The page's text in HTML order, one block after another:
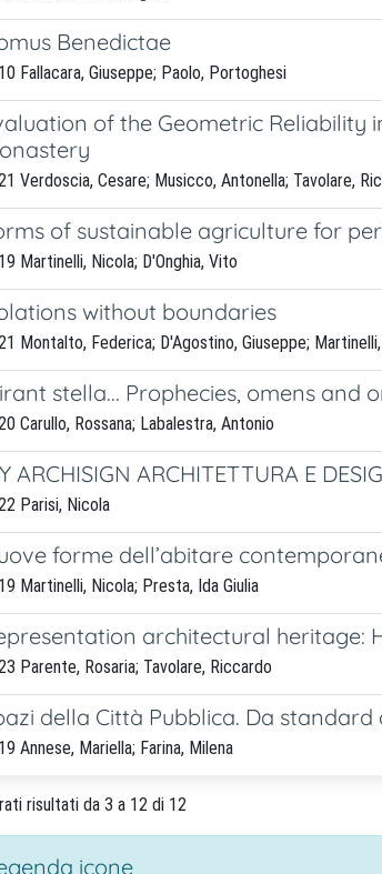
Benedictae
Fallacara, Giuseppe; Paolo, Portoghesi
of the Geometric Reliability
Verdoscia, Cesare; Musicco, Antonella; Tavolare,
of sustainable agriculture for
Martinelli, Nicola; D'Onghia, Vito
without boundaries
Montalto, Federica; D'Agostino, Giuseppe;
stella... Prophecies, omens and
Carullo, Rossana; Labalestra, Antonio
ARCHISIGN ARCHITETTURA E
Parisi, Nicola
forme dell’abitare
Martinelli, Nicola; Presta, Ida Giulia
architectural heritage:
Parente, Rosaria; Tavolare, Riccardo
della Città Pubblica. Da
Annese, Mariella; Farina, Milena
risultati da 3 a 12 di 12
icone